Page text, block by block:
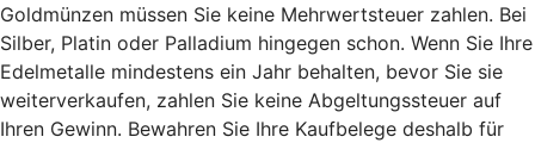
Goldmünzen müssen Sie keine Mehrwertsteuer zahlen. Bei
Silber, Platin oder Palladium hingegen schon. Wenn Sie Ihre
Edelmetalle mindestens ein Jahr behalten, bevor Sie sie
weiterverkaufen, zahlen Sie keine Abgeltungssteuer auf
Ihren Gewinn. Bewahren Sie Ihre Kaufbelege deshalb für